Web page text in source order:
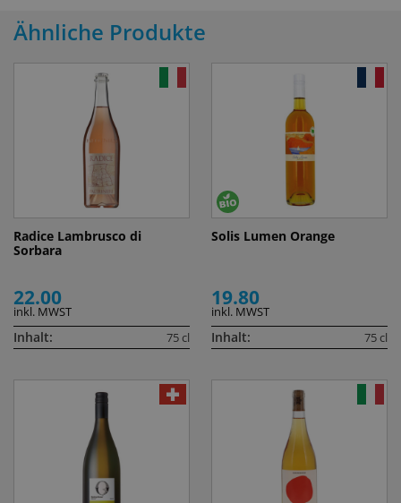
Ähnliche Produkte
Radice Lambrusco di
Sorbara
22.00
inkl. MWST
Inhalt: 75 cl
Solis Lumen Orange
19.80
inkl. MWST
Inhalt: 75 cl